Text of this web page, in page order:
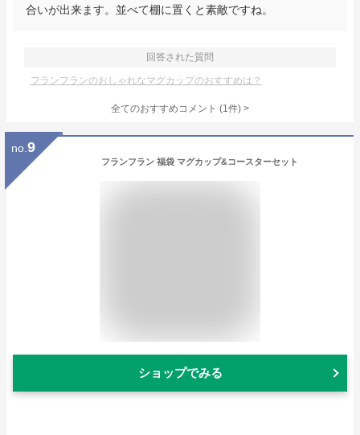
合いが出来ます。並べて棚に置くと素敵ですね。
回答された質問
フランフランのおしゃれなマグカップのおすすめは？
全てのおすすめコメント (1件) >
no. 9
フランフラン 福袋 マグカップ&コースターセット
ショップでみる